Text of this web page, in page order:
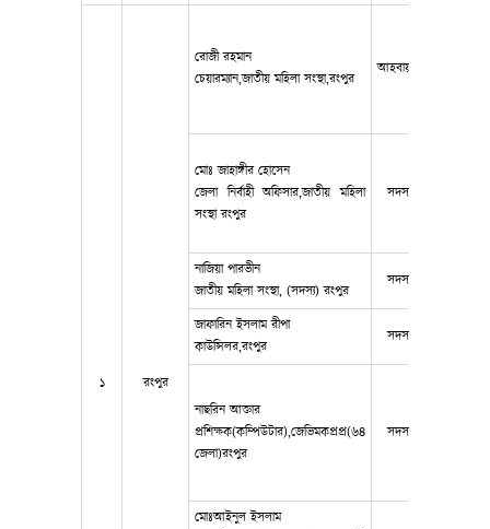
১ রংপুর
রোজী রহমান
চেয়ারম্যান,জাতীয় মহিলা সংস্থা,রংপুর
আহবায়ক
মোঃ জাহাঙ্গীর হোসেন
জেলা নির্বাহী অফিসার,জাতীয় মহিলা
সংস্থা রংপুর
সদস্য
নাজিয়া পারভীন
জাতীয় মহিলা সংস্থা, (সদস্য) রংপুর
সদস্য
জাফারিন ইসলাম রীপা
কাউন্সিলর,রংপুর
সদস্য
নাছরিন আক্তার
প্রশিক্ষক(কম্পিউটার),জেভিমকপ্রপ্র(৬৪
জেলা)রংপুর
সদস্য
মোঃআইনুল ইসলাম